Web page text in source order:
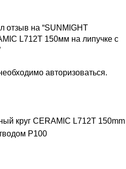
отзыв на “SUNMIGHT
L712T 150мм на липучке с
авторизоваться.